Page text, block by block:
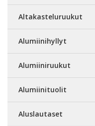
Altakasteluruukut
Alumiinihyllyt
Alumiiniruukut
Alumiinituolit
Aluslautaset